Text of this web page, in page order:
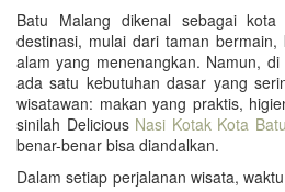
Batu Malang dikenal sebagai kota
destinasi, mulai dari taman
alam yang menenangkan. Namun,
ada satu kebutuhan dasar yang
wisatawan: makan yang praktis,
sinilah Delicious Nasi Kotak Kota Batu
benar-benar bisa diandalkan.
Dalam setiap perjalanan wisata,